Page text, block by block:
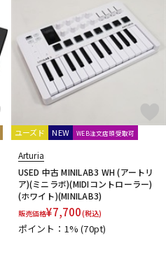
ユーズド NEW WEB注文店頭受取可
Arturia
USED 中古 MINILAB3 WH (アートリ
ア)(ミニラボ)(MIDIコントローラー)
(ホワイト)(MINILAB3)
販売価格¥7,700(税込)
ポイント：1%(70pt)